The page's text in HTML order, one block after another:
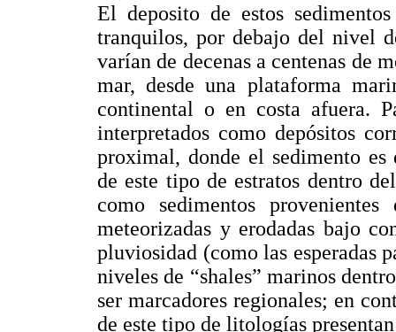
El deposito de estos
tranquilos, por debajo del nivel
varían de decenas a centenas de
mar, desde una plataforma
continental o en costa afuera.
interpretados como depósitos
proximal, donde el sedimento
de este tipo de estratos dentro
como sedimentos
meteorizadas y erodadas bajo
pluviosidad (como las esperadas
niveles de “shales” marinos
ser marcadores regionales; en
de este tipo de litologías